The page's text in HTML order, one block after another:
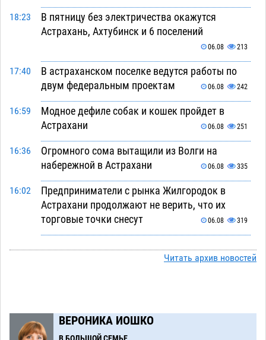
18:23
В пятницу без электричества окажутся
Астрахань, Ахтубинск и 6 поселений
06.08 213
17:40
В астраханском поселке ведутся работы по
двум федеральным проектам
06.08 242
16:59
Модное дефиле собак и кошек пройдет в
Астрахани
06.08 251
16:36
Огромного сома вытащили из Волги на
набережной в Астрахани
06.08 335
16:02
Предприниматели с рынка Жилгородок в
Астрахани продолжают не верить, что их
торговые точки снесут
06.08 319
на новой серебряной монете Банка России
в музее Пушкина в Москве
06.08 232
Читать архив новостей
ВЕРОНИКА ИОШКО